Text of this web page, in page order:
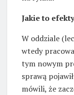
Jakie to
W oddziale
wtedy
tym nowym
sprawą
mówili, że